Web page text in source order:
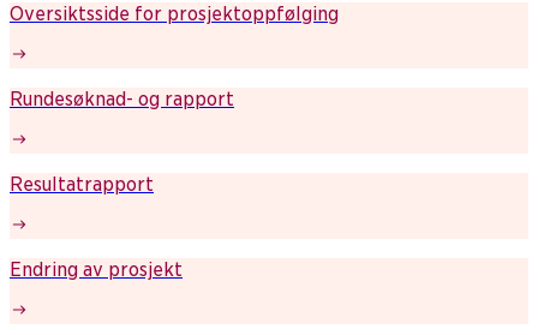
Oversiktsside for prosjektoppfølging
Rundesøknad- og rapport
Resultatrapport
Endring av prosjekt